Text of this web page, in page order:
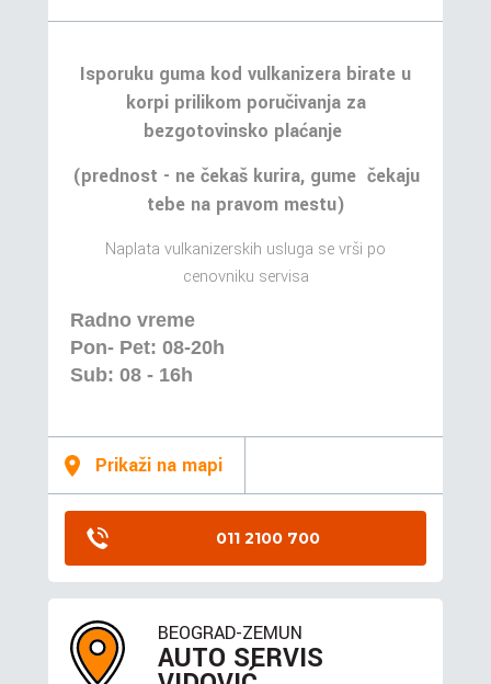
Isporuku guma kod vulkanizera birate u
korpi prilikom poručivanja za
bezgotovinsko plaćanje
(prednost - ne čekaš kurira, gume čekaju
tebe na pravom mestu)
Naplata vulkanizerskih usluga se vrši po
cenovniku servisa
Radno vreme
Pon- Pet: 08-20h
Sub: 08 - 16h
Prikaži na mapi
011 2100 700
BEOGRAD-ZEMUN
AUTO SERVIS